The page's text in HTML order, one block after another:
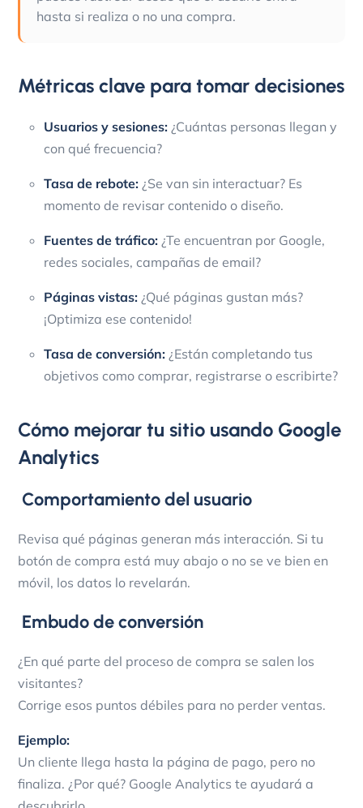
hasta si realiza o no una compra.
Métricas clave para tomar decisiones
Usuarios y sesiones: ¿Cuántas personas llegan y
con qué frecuencia?
Tasa de rebote: ¿Se van sin interactuar? Es
momento de revisar contenido o diseño.
Fuentes de tráfico: ¿Te encuentran por Google,
redes sociales, campañas de email?
Páginas vistas: ¿Qué páginas gustan más?
¡Optimiza ese contenido!
Tasa de conversión: ¿Están completando tus
objetivos como comprar, registrarse o escribirte?
Cómo mejorar tu sitio usando Google
Analytics
Comportamiento del usuario
Revisa qué páginas generan más interacción. Si tu
botón de compra está muy abajo o no se ve bien en
móvil, los datos lo revelarán.
Embudo de conversión
¿En qué parte del proceso de compra se salen los
visitantes?
Corrige esos puntos débiles para no perder ventas.
Ejemplo:
Un cliente llega hasta la página de pago, pero no
finaliza. ¿Por qué? Google Analytics te ayudará a